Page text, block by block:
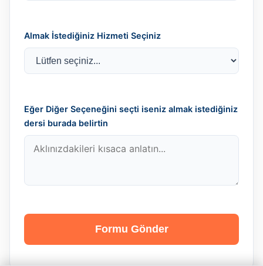
Almak İstediğiniz Hizmeti Seçiniz
Eğer Diğer Seçeneğini seçti iseniz almak istediğiniz
dersi burada belirtin
Formu Gönder